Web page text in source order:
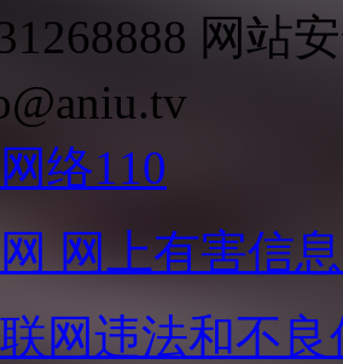
网站
络110
网上有害信
网违法和不